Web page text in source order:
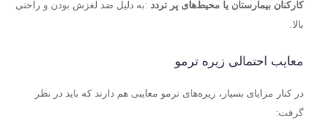
کارکنان بیمارستان یا محیط‌های پر تردد :به دلیل ضد لغزش بودن و راحتی
بالا.
معایب احتمالی زیره ترمو
در کنار مزایای بسیار، زیره‌های ترمو معایبی هم دارند که باید در نظر
گرفت: